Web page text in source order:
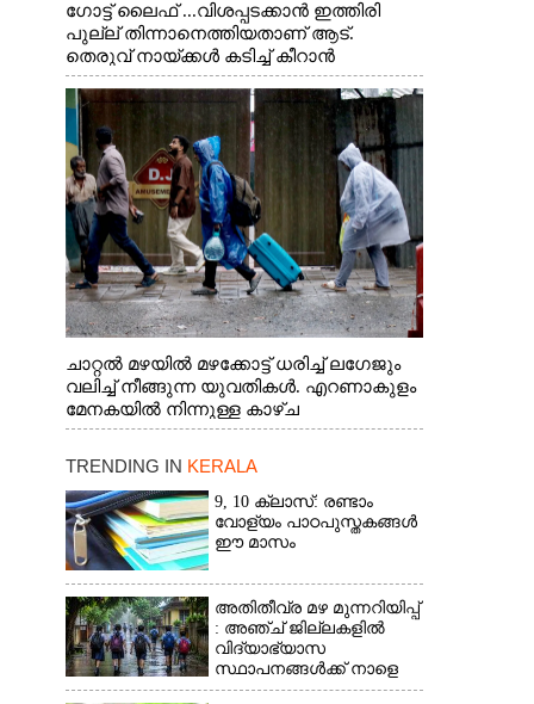
ഗോട്ട് ലൈഫ് ...വിശപ്പടക്കാൻ ഇത്തിരി
പുല്ല് തിന്നാനെത്തിയതാണ് ആട്.
തെരുവ് നായ്ക്കൾ കടിച്ച് കീറാൻ
വന്നതോടെ വയറിന്റെ ആന്തൽ മറന്ന്
ജീവന് വേണ്ടിയായി ഓട്ടം. എറണാകുളം
വാത്തുരുത്തിയിൽ നിന്നുള്ള കാഴ്ച
ചാറ്റൽ മഴയിൽ മഴക്കോട്ട് ധരിച്ച് ലഗേജും
വലിച്ച് നീങ്ങുന്ന യുവതികൾ. എറണാകുളം
മേനകയിൽ നിന്നുള്ള കാഴ്ച
TRENDING IN KERALA
9, 10 ക്ലാസ്: രണ്ടാം
വോള്യം പാഠപുസ്തകങ്ങൾ
ഈ മാസം
അതിതീവ്ര മഴ മുന്നറിയിപ്പ്
: അഞ്ച് ജില്ലകളിൽ
വിദ്യാഭ്യാസ
സ്ഥാപനങ്ങൾക്ക് നാളെ
അവധി